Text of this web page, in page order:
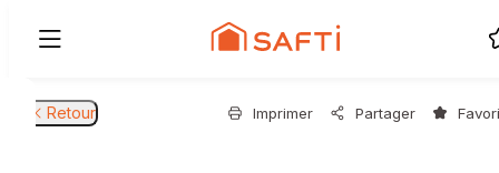
Retour Imprimer Partager